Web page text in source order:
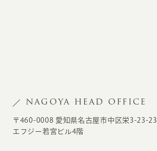
NAGOYA HEAD OFFICE
〒460-0008 愛知県名古屋市中区栄3-23-23
エフジー若宮ビル4階